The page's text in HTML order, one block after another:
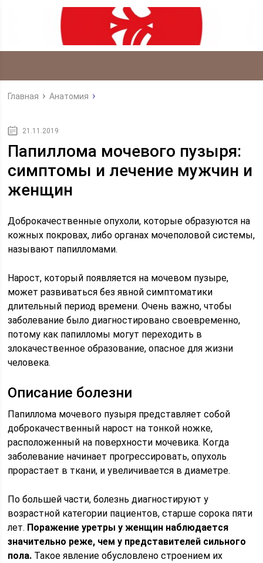
Главная Анатомия
21.11.2019
Папиллома мочевого пузыря:
симптомы и лечение мужчин и
женщин
Доброкачественные опухоли, которые образуются на
кожных покровах, либо органах мочеполовой системы,
называют папилломами.
Нарост, который появляется на мочевом пузыре,
может развиваться без явной симптоматики
длительный период времени. Очень важно, чтобы
заболевание было диагностировано своевременно,
потому как папилломы могут переходить в
злокачественное образование, опасное для жизни
человека.
Описание болезни
Папиллома мочевого пузыря представляет собой
доброкачественный нарост на тонкой ножке,
расположенный на поверхности мочевика. Когда
заболевание начинает прогрессировать, опухоль
прорастает в ткани, и увеличивается в диаметре.
По большей части, болезнь диагностируют у
возрастной категории пациентов, старше сорока пяти
лет. Поражение уретры у женщин наблюдается
значительно реже, чем у представителей сильного
пола. Такое явление обусловлено строением их